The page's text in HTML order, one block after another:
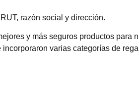
razón social y dirección.
y más seguros productos para
varias categorías de